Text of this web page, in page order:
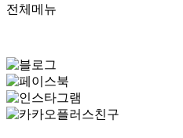
전체메뉴